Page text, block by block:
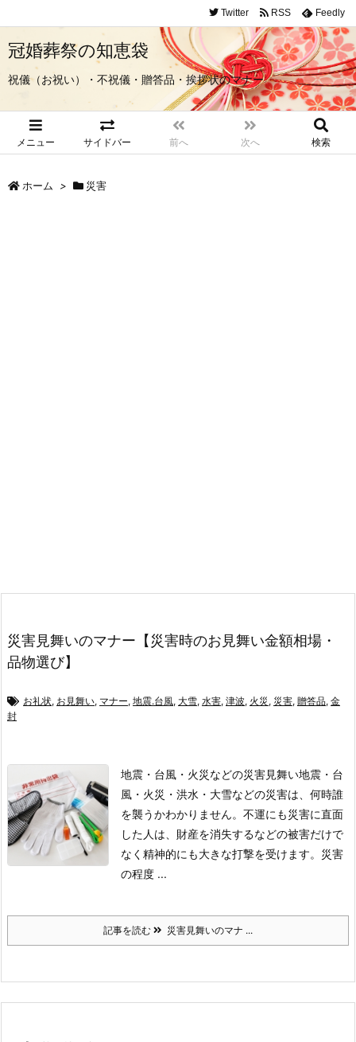
冠婚葬祭の知恵袋
祝儀（お祝い）・不祝儀・贈答品・挨拶状のマナー
メニュー サイドバー 前へ 次へ 検索
Twitter RSS Feedly
ホーム > 災害
災害見舞いのマナー【災害時のお見舞い金額相場・
品物選び】
お礼状, お見舞い, マナー, 地震.台風, 大雪, 水害, 津波, 火災 , 災害, 贈答品, 金
封
地震・台風・火災などの災害見舞い地震・台
風・火災・洪水・大雪などの災害は、何時誰
を襲うかわかりません。 不運にも災害に直面
した人は、財産を消失するなどの被害だけで
なく精神的にも大きな打撃を受けます。 災害
の程度 ...
記事を読む 災害見舞いのマナ ...